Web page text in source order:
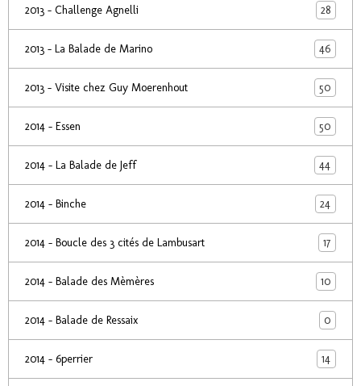
2013 - Challenge Agnelli 28
2013 - La Balade de Marino 46
2013 - Visite chez Guy Moerenhout 50
2014 - Essen 50
2014 - La Balade de Jeff 44
2014 - Binche 24
2014 - Boucle des 3 cités de Lambusart 17
2014 - Balade des Mèmères 10
2014 - Balade de Ressaix 0
2014 - 6perrier 14